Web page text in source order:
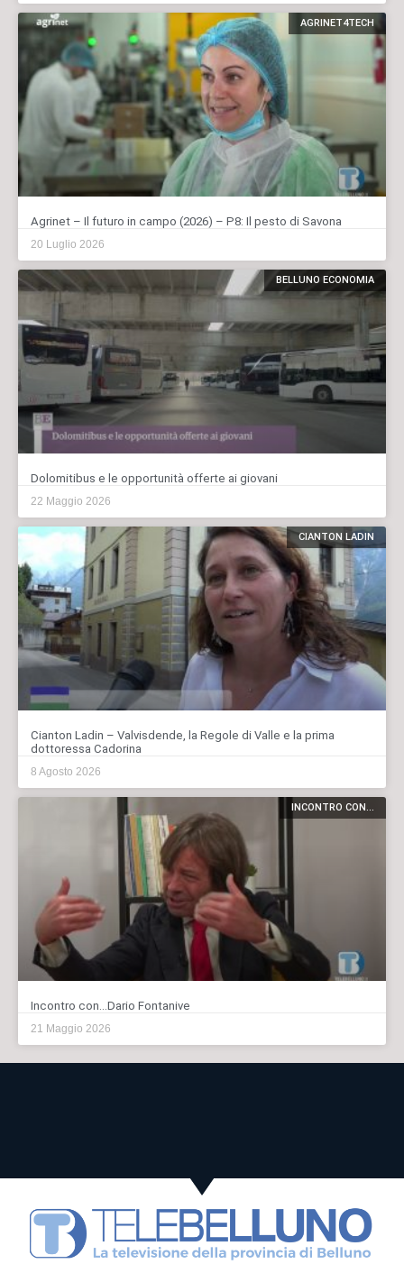
AGRINET4TECH
Agrinet – Il futuro in campo (2026) – P8: Il pesto di Savona
20 Luglio 2026
BELLUNO ECONOMIA
Dolomitibus e le opportunità offerte ai giovani
22 Maggio 2026
CIANTON LADIN
Cianton Ladin – Valvisdende, la Regole di Valle e la prima
dottoressa Cadorina
8 Agosto 2026
INCONTRO CON...
Incontro con…Dario Fontanive
21 Maggio 2026